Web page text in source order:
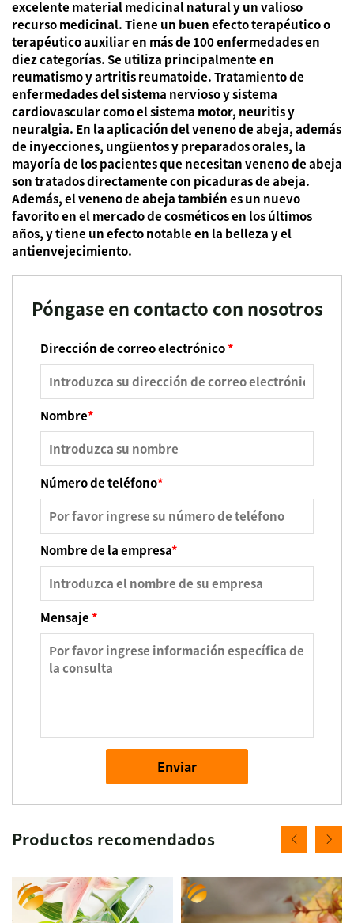
excelente material medicinal natural y un valioso
recurso medicinal. Tiene un buen efecto terapéutico o
terapéutico auxiliar en más de 100 enfermedades en
diez categorías. Se utiliza principalmente en
reumatismo y artritis reumatoide. Tratamiento de
enfermedades del sistema nervioso y sistema
cardiovascular como el sistema motor, neuritis y
neuralgia. En la aplicación del veneno de abeja, además
de inyecciones, ungüentos y preparados orales, la
mayoría de los pacientes que necesitan veneno de abeja
son tratados directamente con picaduras de abeja.
Además, el veneno de abeja también es un nuevo
favorito en el mercado de cosméticos en los últimos
años, y tiene un efecto notable en la belleza y el
antienvejecimiento.
Póngase en contacto con nosotros
Dirección de correo electrónico*
Nombre*
Número de teléfono*
Nombre de la empresa*
Mensaje*
Enviar
Productos recomendados